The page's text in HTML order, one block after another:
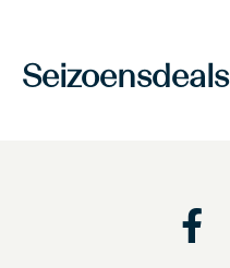
Seizoensdeals